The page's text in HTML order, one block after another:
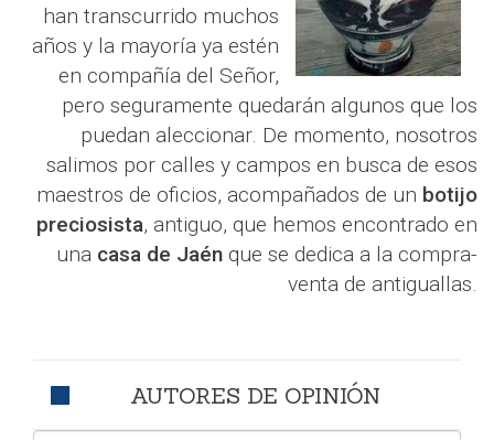
han transcurrido muchos
años y la mayoría ya estén
en compañía del Señor,
pero seguramente quedarán algunos que los
puedan aleccionar. De momento, nosotros
salimos por calles y campos en busca de esos
maestros de oficios, acompañados de un botijo
preciosista, antiguo, que hemos encontrado en
una casa de Jaén que se dedica a la compra-
venta de antiguallas.
AUTORES DE OPINIÓN